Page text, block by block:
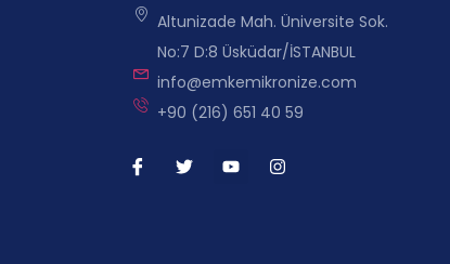
Altunizade Mah. Üniversite Sok.
No:7 D:8 Üsküdar/İSTANBUL
info@emkemikronize.com
+90 (216) 651 40 59